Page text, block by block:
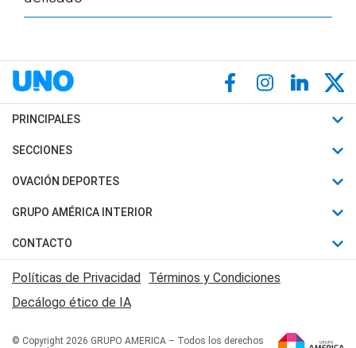
PRINCIPALES
Últimas Noticias
Política
Judiciales
Economia
SECCIONES
Horóscopo
Motores
Trucos caseros
Series y Películas
Edictos y Solicitadas
OVACIÓN DEPORTES
Fútbol
Mundial
Automovilismo
Rugby
Básquet
GRUPO AMÉRICA INTERIOR
Canal 7 en Vivo
San Juan 8
CONTACTO
Acerca de Nosotros
Contactanos
Políticas de Privacidad Términos y Condiciones
Decálogo ético de IA
© Copyright 2026 GRUPO AMERICA – Todos los derechos